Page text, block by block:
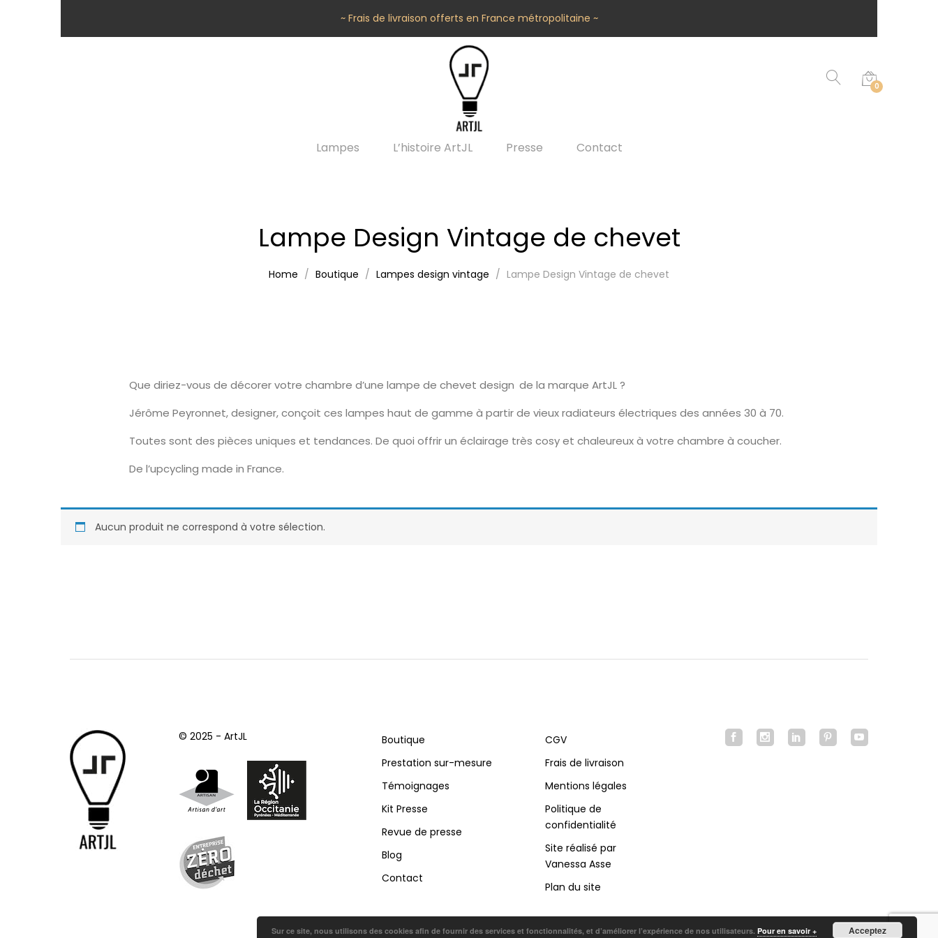
~ Frais de livraison offerts en France métropolitaine ~
0
Lampes L’histoire ArtJL Presse Contact
Lampe Design Vintage de chevet
Home Boutique Lampes design vintage Lampe Design Vintage de chevet
Que diriez-vous de décorer votre chambre d’une lampe de chevet design de la marque ArtJL ?
Jérôme Peyronnet, designer, conçoit ces lampes haut de gamme à partir de vieux radiateurs électriques des années 30 à 70.
Toutes sont des pièces uniques et tendances. De quoi offrir un éclairage très cosy et chaleureux à votre chambre à coucher.
De l’upcycling made in France.
Aucun produit ne correspond à votre sélection.
© 2025 - ArtJL
Boutique
Prestation sur-mesure
Témoignages
Kit Presse
Revue de presse
Blog
Contact
CGV
Frais de livraison
Mentions légales
Politique de
confidentialité
Site réalisé par
Vanessa Asse
Plan du site
Sur ce site, nous utilisons des cookies afin de fournir des services et fonctionnalités, et d’améliorer l’expérience de nos utilisateurs. Pour en savoir + Acceptez